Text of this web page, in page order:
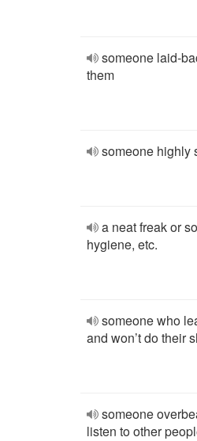
someone laid-
them
someone highly
a neat freak or
hygiene, etc.
someone who
and won’t do their
someone
listen to other